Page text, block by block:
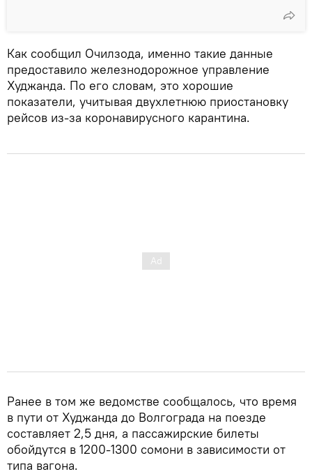
Как сообщил Очилзода, именно такие данные
предоставило железнодорожное управление
Худжанда. По его словам, это хорошие
показатели, учитывая двухлетнюю приостановку
рейсов из-за коронавирусного карантина.
Ранее в том же ведомстве сообщалось, что время
в пути от Худжанда до Волгограда на поезде
составляет 2,5 дня, а пассажирские билеты
обойдутся в 1200-1300 сомони в зависимости от
типа вагона.